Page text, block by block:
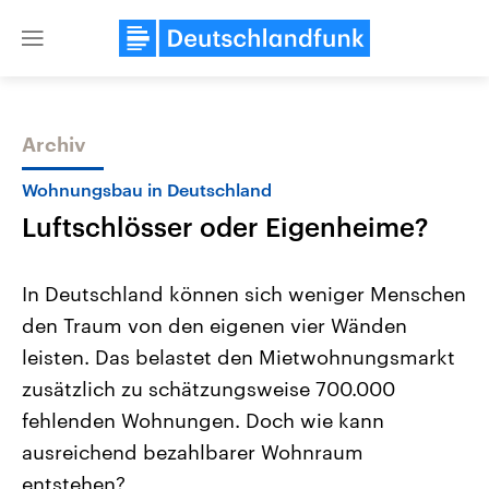
Close
Themen
Landtagswahl Sachsen-Anhalt
2026
Alle Informationen
Sachsen-Anhalt wählt am 6.
September 2026 einen neuen
Bundesland von einer Koalition aus
USA
Aktuelle Beiträge,
Hintergründe
Wirtschaftlich und
gehören die Vereinigten
Archiv
Wohnungsbau in Deutschland
Luftschlösser oder Eigenheime?
In Deutschland können sich weniger Menschen
den Traum von den eigenen vier Wänden
leisten. Das belastet den Mietwohnungsmarkt
zusätzlich zu schätzungsweise 700.000
fehlenden Wohnungen. Doch wie kann
ausreichend bezahlbarer Wohnraum
entstehen?